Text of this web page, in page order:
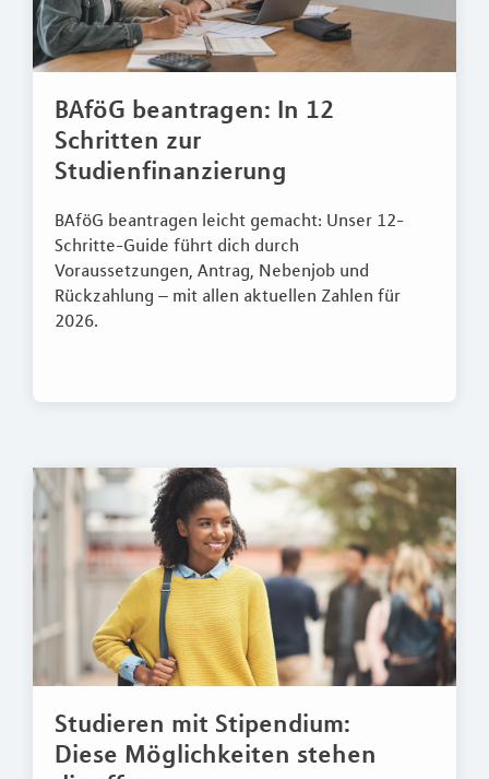
BAföG beantragen: In 12
Schritten zur
Studienfinanzierung
BAföG beantragen leicht gemacht: Unser 12-
Schritte-Guide führt dich durch
Voraussetzungen, Antrag, Nebenjob und
Rückzahlung – mit allen aktuellen Zahlen für
2026.
Studieren mit Stipendium:
Diese Möglichkeiten stehen